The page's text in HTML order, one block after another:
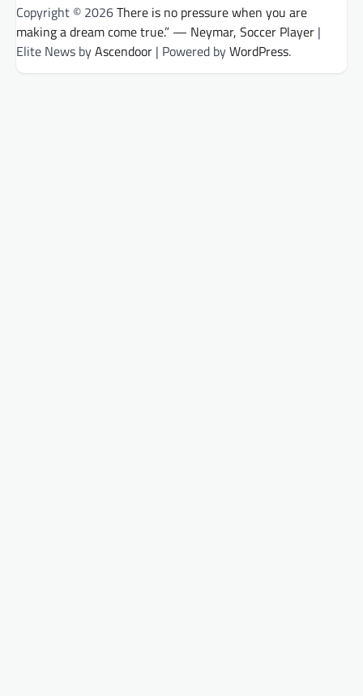
Copyright © 2026There is no pressure when you are
making a dream come true.” — Neymar, Soccer Player |
Elite News byAscendoor | Powered byWordPress.